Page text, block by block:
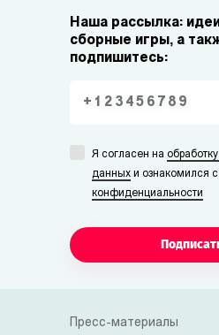
Наша рассылка:
сборные игры, а
подпишитесь:
Я согласен на
данных и ознакомился с
конфиденциальности
Пресс-материалы